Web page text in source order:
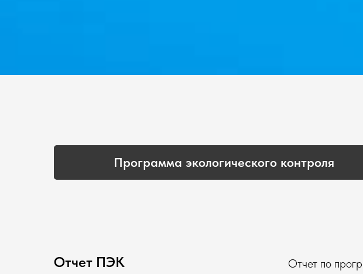
Программа экологического контроля
Отчет ПЭК
Отчет по